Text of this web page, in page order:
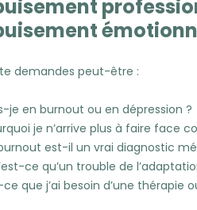
demandes peut-être :
je en burnout ou en dépression ?
je n’arrive plus à faire face
est-il un vrai diagnostic
ce qu’un trouble de
ce que j’ai besoin d’une thérapie